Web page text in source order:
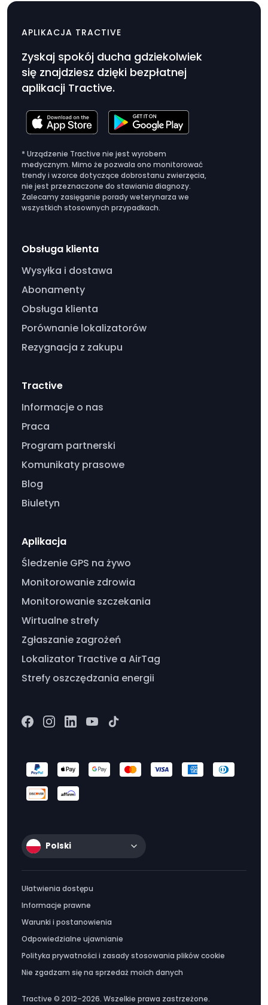
uchwytem na lokalizator
Cena
produktu
$14.99
APLIKACJA TRACTIVE
Zyskaj spokój ducha gdziekolwiek
się znajdziesz dzięki bezpłatnej
aplikacji Tractive.
* Urządzenie Tractive nie jest wyrobem
medycznym. Mimo że pozwala ono monitorować
trendy i wzorce dotyczące dobrostanu zwierzęcia,
nie jest przeznaczone do stawiania diagnozy.
Zalecamy zasięganie porady weterynarza we
wszystkich stosownych przypadkach.
Obsługa klienta
Wysyłka i dostawa
Abonamenty
Obsługa klienta
Porównanie lokalizatorów
Rezygnacja z zakupu
Tractive
Informacje o nas
Praca
Program partnerski
Komunikaty prasowe
Blog
Biuletyn
Aplikacja
Śledzenie GPS na żywo
Monitorowanie zdrowia
Monitorowanie szczekania
Wirtualne strefy
Zgłaszanie zagrożeń
Lokalizator Tractive a AirTag
Strefy oszczędzania energii
Polski
Ułatwienia dostępu
Informacje prawne
Warunki i postanowienia
Odpowiedzialne ujawnianie
Polityka prywatności i zasady stosowania plików cookie
Nie zgadzam się na sprzedaż moich danych
Tractive © 2012–2026. Wszelkie prawa zastrzeżone.